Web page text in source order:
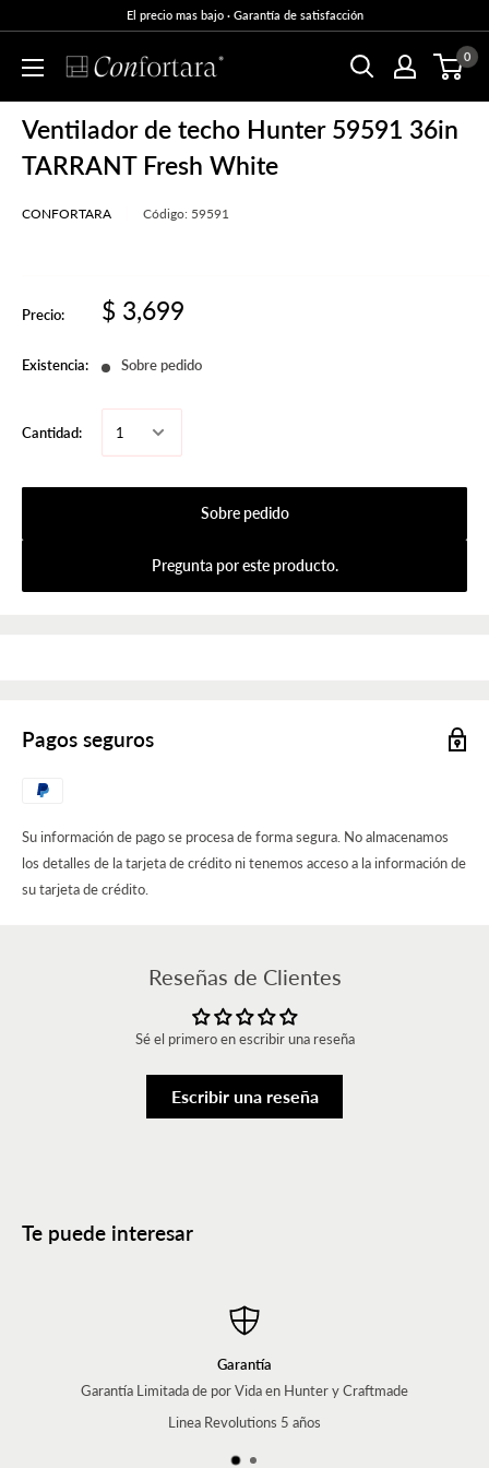
El precio mas bajo · Garantía de satisfacción
0
Ventilador de techo Hunter 59591 36in
TARRANT Fresh White
CONFORTARA Código: 59591
Precio: $ 3,699
Existencia: Sobre pedido
Cantidad:
Sobre pedido
Pregunta por este producto.
Pagos seguros
Su información de pago se procesa de forma segura. No almacenamos
los detalles de la tarjeta de crédito ni tenemos acceso a la información de
su tarjeta de crédito.
Reseñas de Clientes
Sé el primero en escribir una reseña
Escribir una reseña
Te puede interesar
de por Vida en Hunter y Craftmade